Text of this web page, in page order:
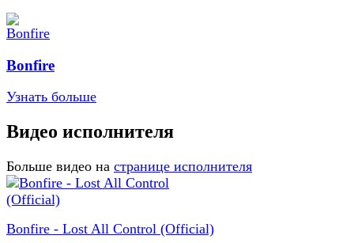
Bonfire
Узнать больше
Видео исполнителя
Больше видео на странице исполнителя
Bonfire - Lost All Control (Official)